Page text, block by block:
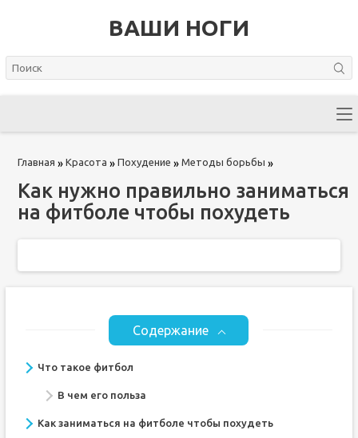
ВАШИ НОГИ
Главная » Красота » Похудение » Методы борьбы »
Как нужно правильно заниматься
на фитболе чтобы похудеть
Содержание
Что такое фитбол
В чем его польза
Как заниматься на фитболе чтобы похудеть